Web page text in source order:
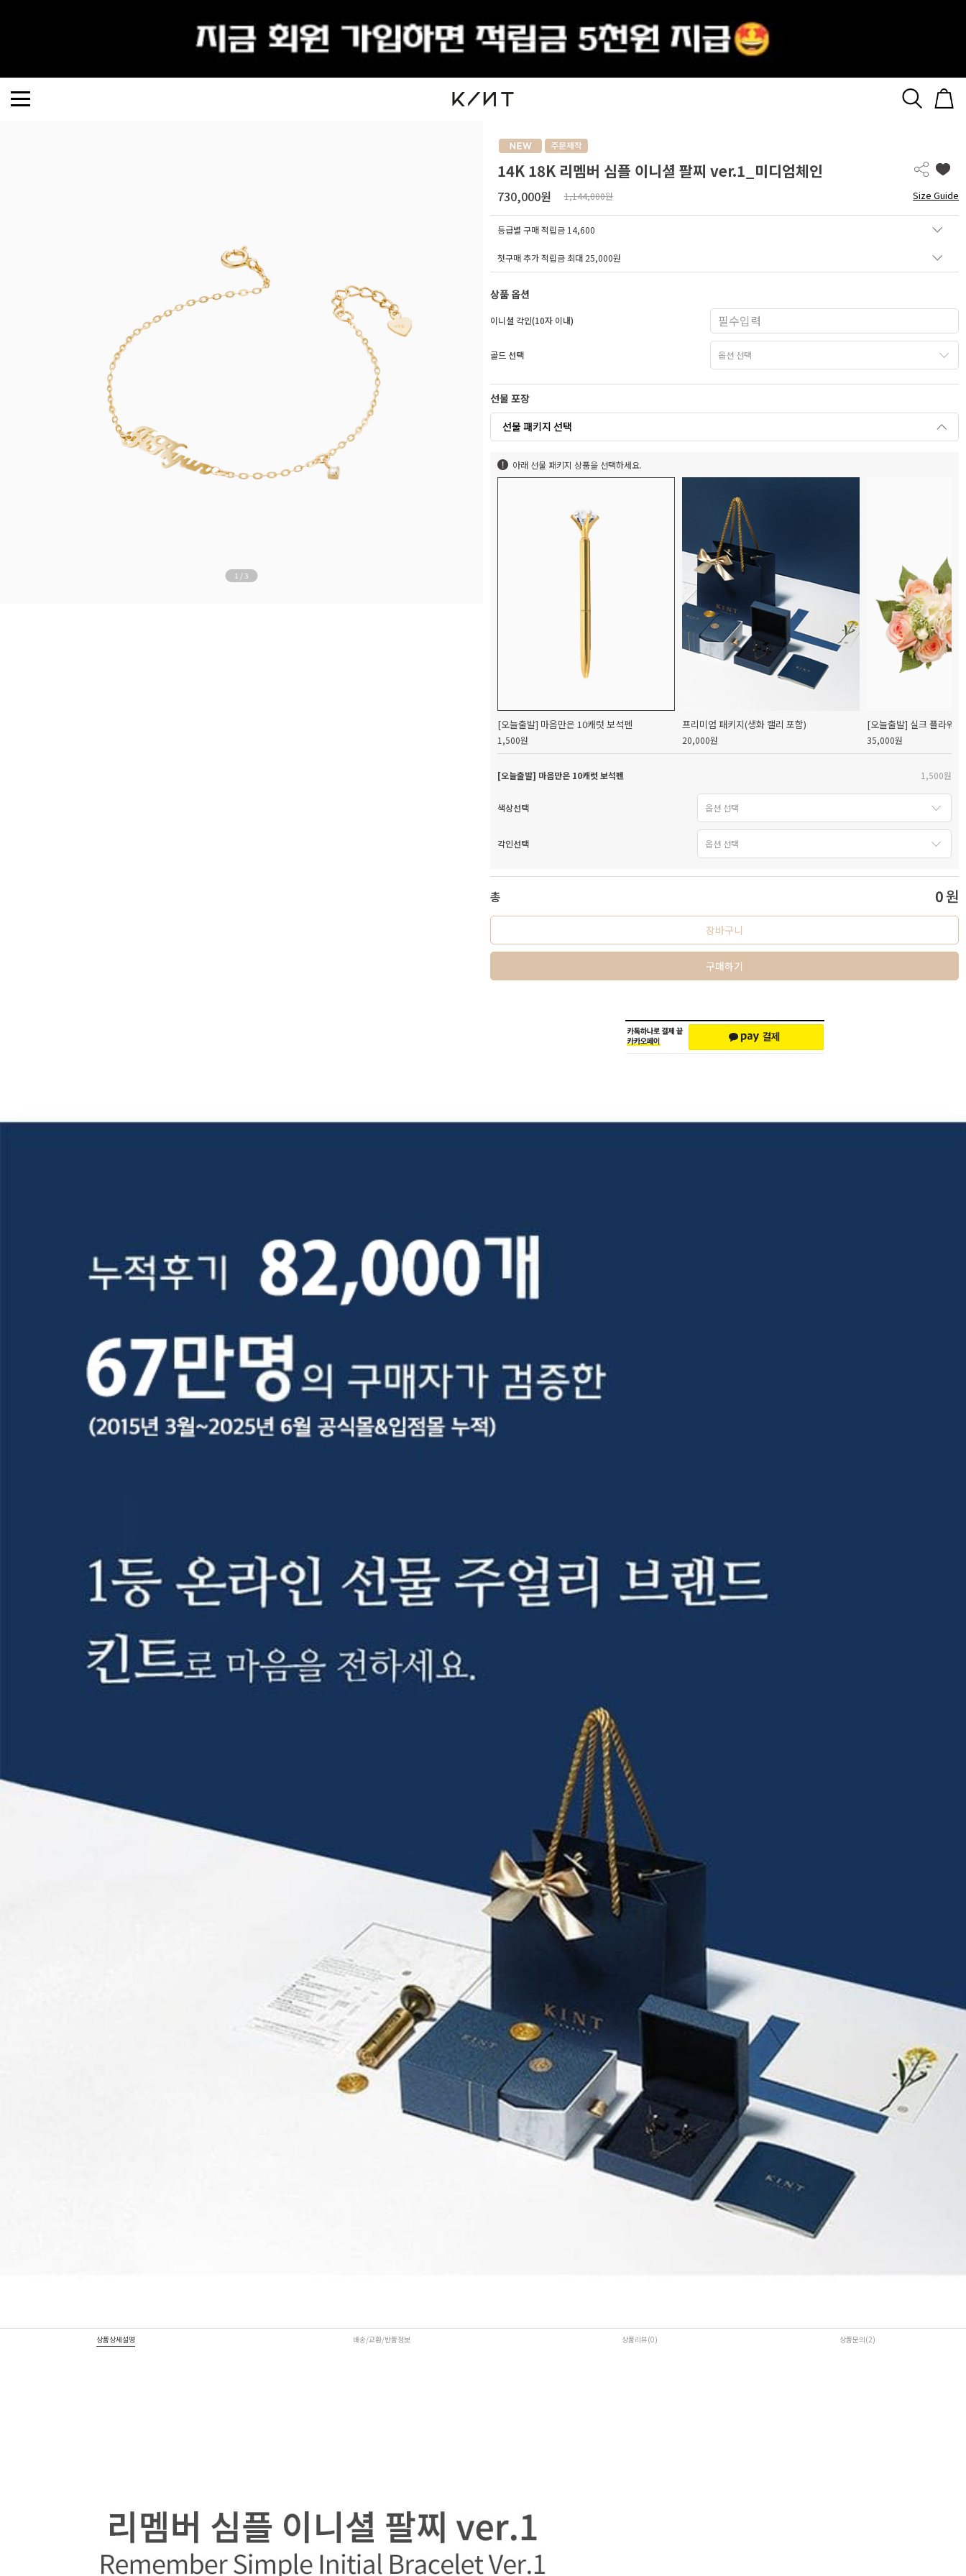
1 / 3
14K 18K 리멤버 심플 이니셜 팔찌 ver.1_미디엄체인
730,000원 1,144,000원 Size Guide
등급별 구매 적립금 14,600
첫구매 추가 적립금 최대 25,000원
상품 옵션
이니셜 각인(10자 이내)
골드 선택
선물 포장
선물 패키지 선택
아래 선물 패키지 상품을 선택하세요.
[오늘출발] 마음만은 10캐럿 보석펜
1,500원
프리미엄 패키지(생화 캘리 포함)
20,000원
[오늘출발] 실크 플라워
35,000원
[오늘출발] 마음만은 10캐럿 보석펜 1,500원
색상선택
각인선택
총 0원
장바구니
구매하기
상품상세설명 배송/교환/반품정보 상품리뷰(0) 상품문의(2)